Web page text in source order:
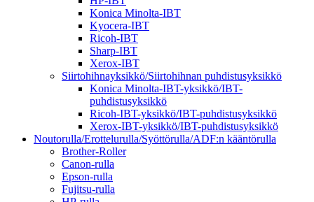
Konica Minolta-IBT
Kyocera-IBT
Ricoh-IBT
Sharp-IBT
Xerox-IBT
Siirtohihnayksikkö/Siirtohihnan puhdistusyksikkö
Konica Minolta-IBT-yksikkö/IBT-
puhdistusyksikkö
Ricoh-IBT-yksikkö/IBT-puhdistusyksikkö
Xerox-IBT-yksikkö/IBT-puhdistusyksikkö
Noutorulla/Erottelurulla/Syöttörulla/ADF:n kääntörulla
Brother-Roller
Canon-rulla
Epson-rulla
Fujitsu-rulla